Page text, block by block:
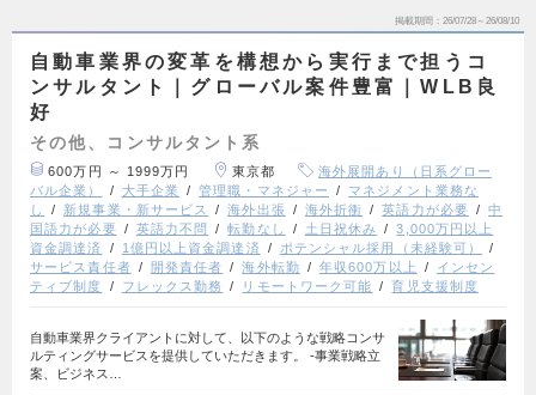
掲載期間 26/07/28～26/08/10
自動車業界の変革を構想から実行まで担うコ
ンサルタント｜グローバル案件豊富｜WLB良
好
その他、コンサルタント系
600万円 ～ 1999万円 東京都
海外展開あり（日系グロー
バル企業）
大手企業 管理職・マネジャー
マネジメント業務な
し
新規事業・新サービス 海外出張 海外折衝 英語力が必要
中
国語力が必要
英語力不問 転勤なし 土日祝休み
3,000万円以上
資金調達済
1億円以上資金調達済
ポテンシャル採用（未経験可）
サービス責任者
開発責任者 海外転勤 年収600万以上
インセン
ティブ制度
フレックス勤務 リモートワーク可能 育児支援制度
自動車業界クライアントに対して、以下のような戦略コンサ
ルティングサービスを提供していただきます。 ‐事業戦略立
案、ビジネス…